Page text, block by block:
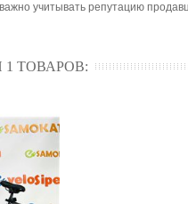
учитывать репутацию
ТОВАРОВ: